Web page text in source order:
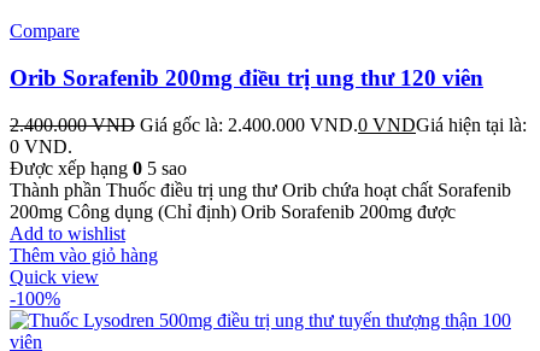
Compare
Orib Sorafenib 200mg điều trị ung thư 120 viên
2.400.000VND Giá gốc là: 2.400.000 VND.0 VNDGiá hiện tại là:
0 VND.
Được xếp hạng 0 5 sao
Thành phần Thuốc điều trị ung thư Orib chứa hoạt chất Sorafenib
200mg Công dụng (Chỉ định) Orib Sorafenib 200mg được
Add to wishlist
Thêm vào giỏ hàng
Quick view
-100%